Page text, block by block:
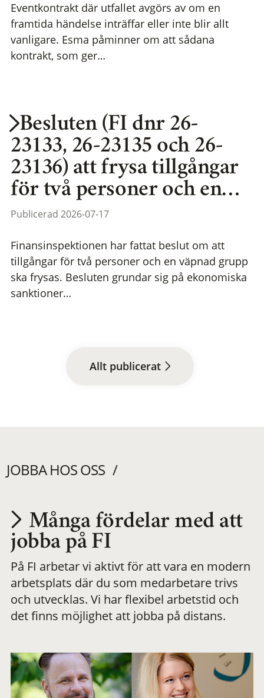
Eventkontrakt där utfallet avgörs av om en
framtida händelse inträffar eller inte blir allt
vanligare. Esma påminner om att sådana
kontrakt, som ger…
Besluten (FI dnr 26-
23133, 26-23135 och 26-
23136) att frysa tillgångar
för två personer och en…
Publicerad 2026-07-17
Finansinspektionen har fattat beslut om att
tillgångar för två personer och en väpnad grupp
ska frysas. Besluten grundar sig på ekonomiska
sanktioner…
Allt publicerat
JOBBA HOS OSS
Utvecklas på en
meningsfull och
flexibel
Många fördelar med att
jobba på FI
På FI arbetar vi aktivt för att vara en modern
arbetsplats där du som medarbetare trivs
och utvecklas. Vi har flexibel arbetstid och
det finns möjlighet att jobba på distans.